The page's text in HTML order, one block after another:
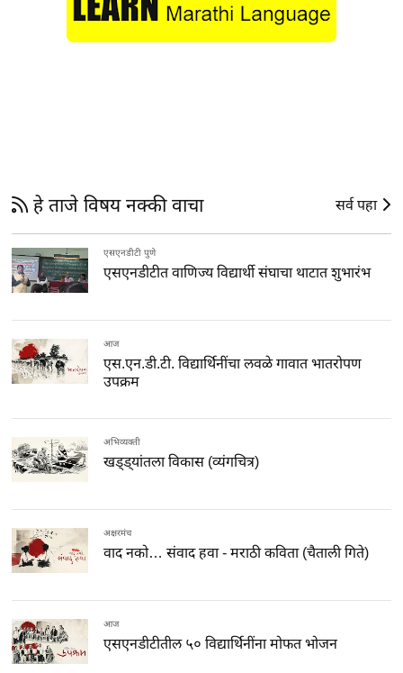
हे ताजे विषय नक्की वाचा सर्व पहा
एसएनडीटी पुणे
एसएनडीटीत वाणिज्य विद्यार्थी संघाचा थाटात शुभारंभ
आज
एस.एन.डी.टी. विद्यार्थिनींचा लवळे गावात भातरोपण
उपक्रम
अभिव्यक्ती
खड्ड्यांतला विकास (व्यंगचित्र)
अक्षरमंच
वाद नको… संवाद हवा - मराठी कविता (चैताली गिते)
आज
एसएनडीटीतील ५० विद्यार्थिनींना मोफत भोजन